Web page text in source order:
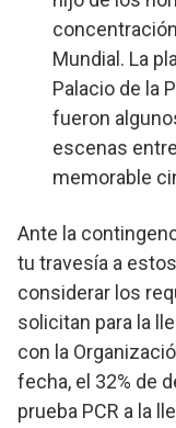
Mundial. La
Palacio de la
fueron
escenas
memorable
Ante la
tu travesía a
considerar los
solicitan para la
con la
fecha, el 32% de
prueba PCR a la